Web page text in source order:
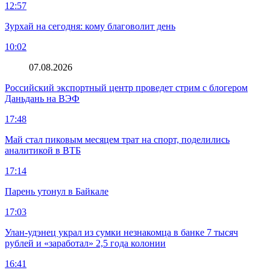
12:57
Зурхай на сегодня: кому благоволит день
10:02
07.08.2026
Российский экспортный центр проведет стрим с блогером
Даньдань на ВЭФ
17:48
Май стал пиковым месяцем трат на спорт, поделились
аналитикой в ВТБ
17:14
Парень утонул в Байкале
17:03
Улан-удэнец украл из сумки незнакомца в банке 7 тысяч
рублей и «заработал» 2,5 года колонии
16:41